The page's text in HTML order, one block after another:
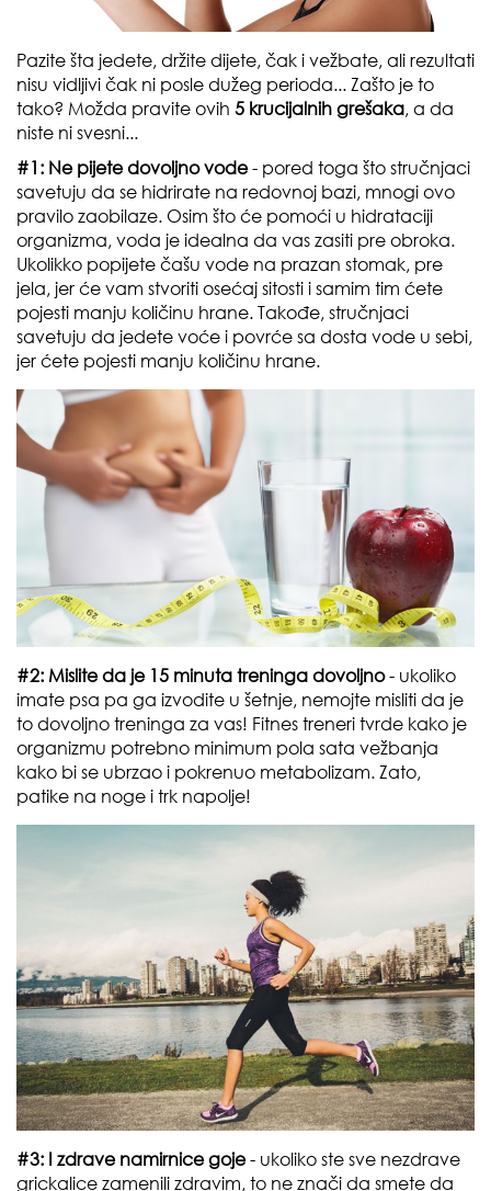
Pazite šta jedete, držite dijete, čak i vežbate, ali rezultati
nisu vidljivi čak ni posle dužeg perioda... Zašto je to
tako? Možda pravite ovih 5 krucijalnih grešaka, a da
niste ni svesni...
#1: Ne pijete dovoljno vode- pored toga što stručnjaci
savetuju da se hidrirate na redovnoj bazi, mnogi ovo
pravilo zaobilaze. Osim što će pomoći u hidrataciji
organizma, voda je idealna da vas zasiti pre obroka.
Ukolikko popijete čašu vode na prazan stomak, pre
jela, jer će vam stvoriti osećaj sitosti i samim tim ćete
pojesti manju količinu hrane. Takođe, stručnjaci
savetuju da jedete voće i povrće sa dosta vode u sebi,
jer ćete pojesti manju količinu hrane.
#2: Mislite da je 15 minuta treninga dovoljno- ukoliko
imate psa pa ga izvodite u šetnje, nemojte misliti da je
to dovoljno treninga za vas! Fitnes treneri tvrde kako je
organizmu potrebno minimum pola sata vežbanja
kako bi se ubrzao i pokrenuo metabolizam. Zato,
patike na noge i trk napolje!
#3: I zdrave namirnice goje- ukoliko ste sve nezdrave
grickalice zamenili zdravim, to ne znači da smete da